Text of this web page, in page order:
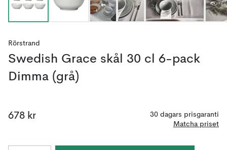
Rörstrand
Swedish Grace skål 30 cl 6-pack
Dimma (grå)
678 kr
30 dagars prisgaranti
Matcha priset